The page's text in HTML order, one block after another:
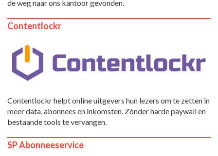
de weg naar ons kantoor gevonden.
Contentlockr
Contentlockr helpt online uitgevers hun lezers om te zetten in
meer data, abonnees en inkomsten. Zónder harde paywall en
bestaande tools te vervangen.
SP Abonneeservice